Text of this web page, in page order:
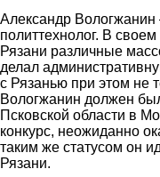
Александр
политтехнолог. В
Рязани различные
делал
с Рязанью при этом не
Вологжанин должен
Псковской области в
конкурс, неожиданно
таким же статусом он
Рязани.